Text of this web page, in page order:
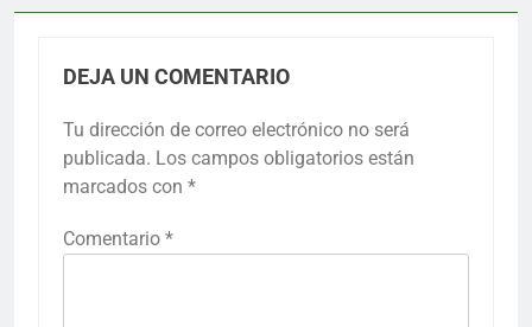
DEJA UN COMENTARIO
Tu dirección de correo electrónico no será
publicada. Los campos obligatorios están
marcados con *
Comentario *